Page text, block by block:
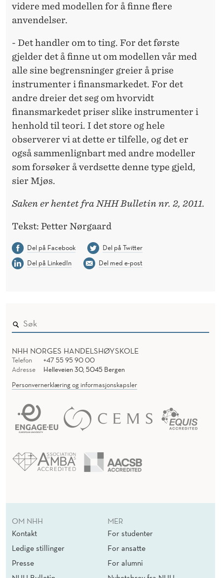
videre med modellen for å finne flere
anvendelser.
- Det handler om to ting. For det første
gjelder det å finne ut om modellen vår med
alle sine begrensninger greier å prise
instrumenter i finansmarkedet. For det
andre dreier det seg om hvorvidt
finansmarkedet priser slike instrumenter i
henhold til teori. I det store og hele
observerer vi at dette er tilfelle, og det er
også sammenlignbart med andre modeller
som forsøker å verdsette denne type gjeld,
sier Mjøs.
Saken er hentet fra NHH Bulletin nr. 2, 2011.
Tekst: Petter Nørgaard
Del på Facebook
Del på Twitter
Del på LinkedIn
Del med e-post
NHH NORGES HANDELSHØYSKOLE
Telefon
+47 55 95 90 00
Adresse
Helleveien 30, 5045 Bergen
Personvernerklæring og informasjonskapsler
OM NHH
Kontakt
Ledige stillinger
Presse
MER
For studenter
For ansatte
For alumni